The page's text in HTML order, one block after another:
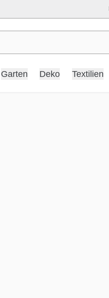
Garten Deko Textilien